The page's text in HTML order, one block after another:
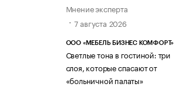
Мнение эксперта
7 августа 2026
ООО «МЕБЕЛЬ БИЗНЕС КОМФОРТ»
Светлые тона в гостиной: три
слоя, которые спасают от
«больничной палаты»